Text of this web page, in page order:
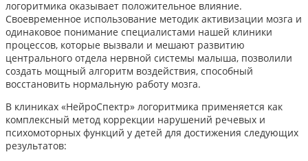
логоритмика оказывает положительное влияние.
Своевременное использование методик активизации мозга и
одинаковое понимание специалистами нашей клиники
процессов, которые вызвали и мешают развитию
центрального отдела нервной системы малыша, позволили
создать мощный алгоритм воздействия, способный
восстановить нормальную работу мозга.
В клиниках «НейроСпектр» логоритмика применяется как
комплексный метод коррекции нарушений речевых и
психомоторных функций у детей для достижения следующих
результатов: